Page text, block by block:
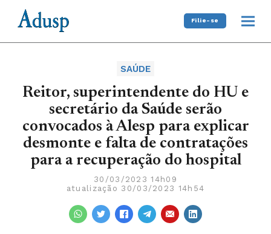
Filie-se
SAÚDE
Reitor, superintendente do HU e
secretário da Saúde serão
convocados à Alesp para explicar
desmonte e falta de contratações
para a recuperação do hospital
30/03/2023 14h09
atualização 30/03/2023 14h54